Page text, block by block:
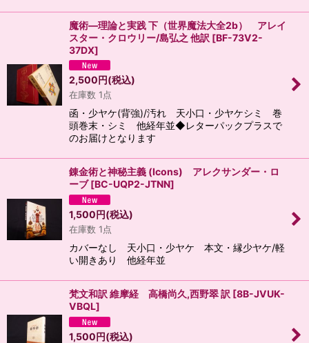
魔術―理論と実践 下（世界魔法大全2b） アレイ
スター・クロウリー/島弘之 他訳 [BF-73V2-
37DX]
2,500円(税込)
在庫数 1点
函・少ヤケ(背強)/汚れ 天小口・少ヤケシミ 巻
頭巻末・シミ 他経年並◆レターパックプラスで
のお届けとなります
錬金術と神秘主義 (Icons) アレクサンダー・ロ
ーブ [BC-UQP2-JTNN]
1,500円(税込)
在庫数 1点
カバーなし 天小口・少ヤケ 本文・縁少ヤケ/軽
い開きあり 他経年並
梵文和訳 維摩経 高橋尚久,西野翠 訳 [8B-JVUK-
VBQL]
1,500円(税込)